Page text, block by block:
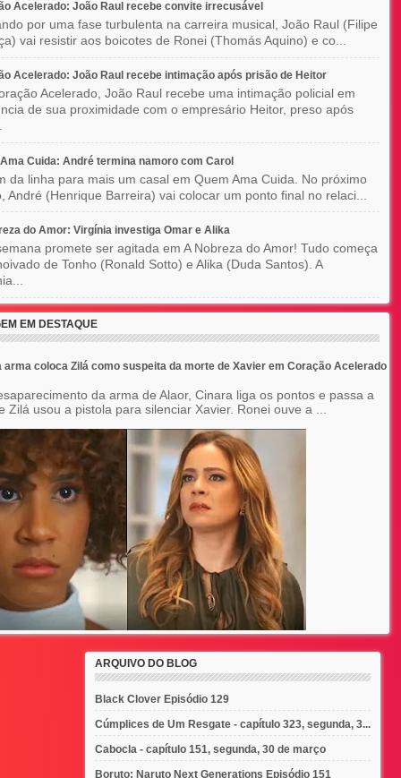
Acelerado: João Raul recebe convite irrecusável
por uma fase turbulenta na carreira musical, João Raul (Filipe
vai resistir aos boicotes de Ronei (Thomás Aquino) e co...
Acelerado: João Raul recebe intimação após prisão de Heitor
Acelerado, João Raul recebe uma intimação policial em
de sua proximidade com o empresário Heitor, preso após
Cuida: André termina namoro com Carol
da linha para mais um casal em Quem Ama Cuida. No próximo
André (Henrique Barreira) vai colocar um ponto final no relaci...
do Amor: Virgínia investiga Omar e Alika
promete ser agitada em A Nobreza do Amor! Tudo começa
de Tonho (Ronald Sotto) e Alika (Duda Santos). A
EM DESTAQUE
arma coloca Zilá como suspeita da morte de Xavier em Coração Acelerado
da arma de Alaor, Cinara liga os pontos e passa a
Zilá usou a pistola para silenciar Xavier. Ronei ouve a ...
ARQUIVO DO BLOG
Black Clover Episódio 129
Cúmplices de Um Resgate - capítulo 323, segunda, 3...
Cabocla - capítulo 151, segunda, 30 de março
Boruto: Naruto Next Generations Episódio 151